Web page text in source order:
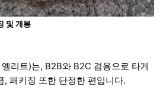
및 개봉
리트)는, B2B와 B2C 겸용으로 타게
, 패키징 또한 단정한 편입니다.